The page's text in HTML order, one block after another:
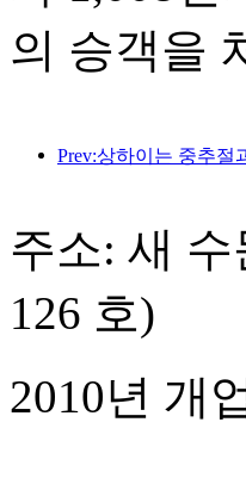
의 승객을
주소: 새
126 호)
2010년 개